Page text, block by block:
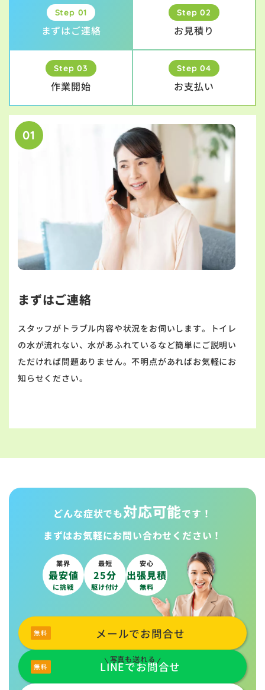
Step 01
まずはご連絡
Step 02
お見積り
Step 03
作業開始
Step 04
お支払い
01
まずはご連絡
スタッフがトラブル内容や状況をお伺いします。トイレ
の水が流れない、水があふれているなど簡単にご説明い
ただければ問題ありません。不明点があればお気軽にお
知らせください。
どんな症状でも対応可能です！
まずはお気軽にお問い合わせください！
業界
最安値
に挑戦
最短
25分
駆け付け
安心
出張見積
無料
メールでお問合せ
写真も送れる
LINEでお問合せ